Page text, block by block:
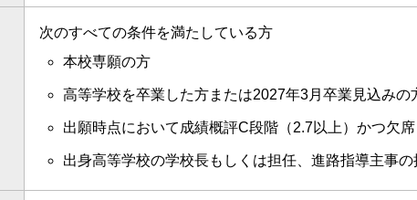
次のすべての条件を満たしている方
本校専願の方
高等学校を卒業した方または2027年3月卒業見込みの
出願時点において成績概評C段階（2.7以上）かつ欠
出身高等学校の学校長もしくは担任、進路指導主事